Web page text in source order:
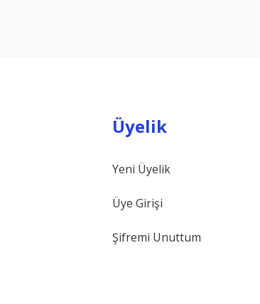
Üyelik
Yeni Üyelik
Üye Girişi
Şifremi Unuttum